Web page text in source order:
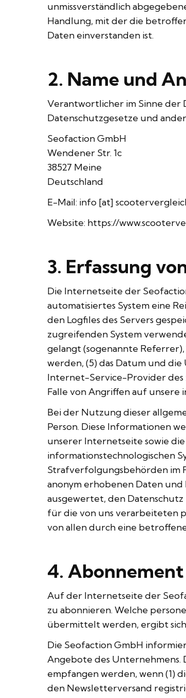
unmissverständlich
Handlung, mit der die
Daten einverstanden ist.
2. Name und
Verantwortlicher im Sinne der
Datenschutzgesetze und
Seofaction GmbH
Wendener Str. 1c
38527 Meine
Deutschland
E-Mail: info [at]
Website: https://
3. Erfassung
Die Internetseite der
automatisiertes System eine
den Logfiles des Servers
zugreifenden System
gelangt (sogenannte
werden, (5) das Datum und
Internet-Service-Provider des
Falle von Angriffen auf unsere
Bei der Nutzung dieser
Person. Diese Informationen
unserer Internetseite sowie
informationstechnologischen
Strafverfolgungsbehörden im
anonym erhobenen Daten
ausgewertet, den
für die von uns verarbeiteten
von allen durch eine
4.
Auf der Internetseite der
zu abonnieren. Welche
übermittelt werden, ergibt
Die Seofaction GmbH
Angebote des Unternehmens.
empfangen werden, wenn (1)
den Newsletterversand